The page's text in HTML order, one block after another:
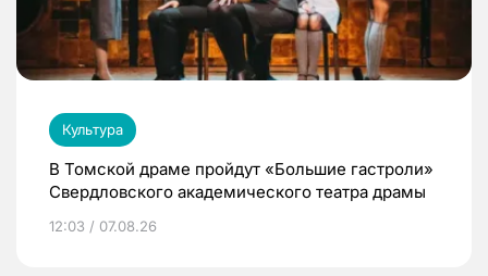
Культура
В Томской драме пройдут «Большие гастроли»
Свердловского академического театра драмы
12:03 / 07.08.26